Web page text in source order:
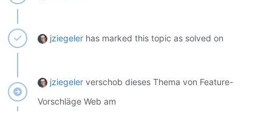
jziegeler has marked this topic as solved on
jziegeler verschob dieses Thema von Feature-
Vorschläge Web am